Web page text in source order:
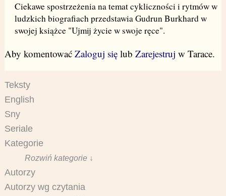
Ciekawe spostrzeżenia na temat cykliczności i rytmów w
ludzkich biografiach przedstawia Gudrun Burkhard w
swojej książce "Ujmij życie w swoje ręce".
Aby komentować Zaloguj sięlub Zarejestruj w Tarace.
Teksty
English
Sny
Seriale
Kategorie
Rozwiń kategorie ↓
Autorzy
Autorzy wg czytania